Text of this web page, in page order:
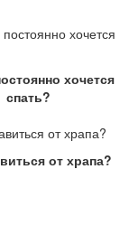
хочется
спать?
от храпа?